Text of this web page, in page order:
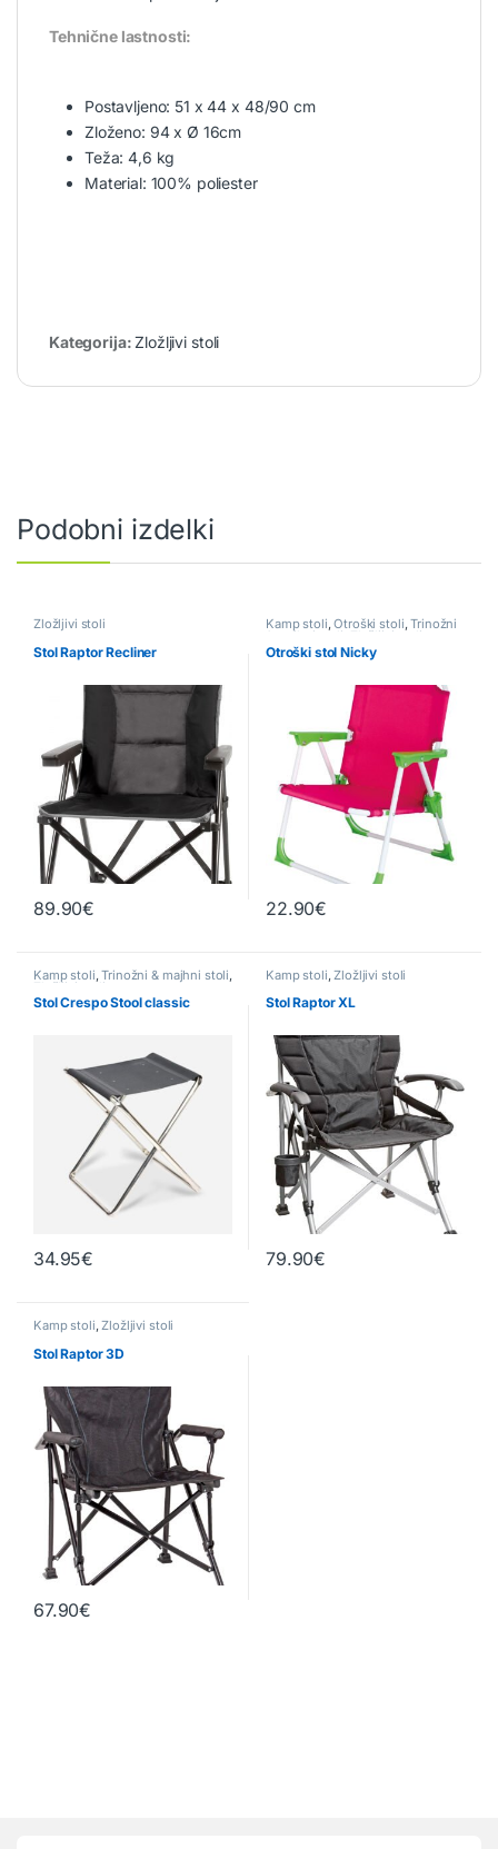
Tehnične lastnosti:
Postavljeno: 51 x 44 x 48/90 cm
Zloženo: 94 x Ø 16cm
Teža: 4,6 kg
Material: 100% poliester
Kategorija:Zložljivi stoli
Podobni izdelki
Zložljivi stoli
Stol Raptor Recliner
89.90€
Kamp stoli,Otroški stoli,Trinožni
& majhni stoli Zložljivi stoli
Otroški stol Nicky
22.90€
Kamp stoli,Trinožni & majhni stoli,
Zložljivi stoli
Stol Crespo Stool classic
34.95€
Kamp stoli,Zložljivi stoli
Stol Raptor XL
79.90€
Kamp stoli,Zložljivi stoli
Stol Raptor 3D
67.90€